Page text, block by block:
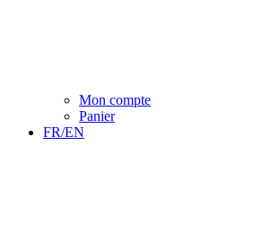
Mon compte
Panier
FR/EN